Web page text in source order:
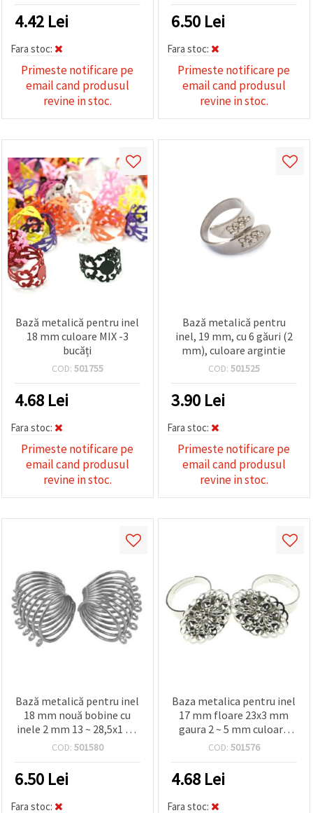
4.42 Lei
Fara stoc:
Primeste notificare pe
email cand produsul
revine in stoc.
6.50 Lei
Fara stoc:
Primeste notificare pe
email cand produsul
revine in stoc.
Bază metalică pentru inel
18 mm culoare MIX -3
bucăți
COD: 501755
4.68 Lei
Fara stoc:
Primeste notificare pe
email cand produsul
revine in stoc.
Bază metalică pentru
inel, 19 mm, cu 6 găuri (2
mm), culoare argintie
COD: 501525
3.90 Lei
Fara stoc:
Primeste notificare pe
email cand produsul
revine in stoc.
Bază metalică pentru inel
18 mm nouă bobine cu
inele 2 mm 13 ~ 28,5x1 ~ 2
mm culoare argintiu -4
COD: 501580
6.50 Lei
Fara stoc:
Baza metalica pentru inel
17 mm floare 23x3 mm
gaura 2 ~ 5 mm culoare
argintiu -2 bucati
COD: 501576
4.68 Lei
Fara stoc: